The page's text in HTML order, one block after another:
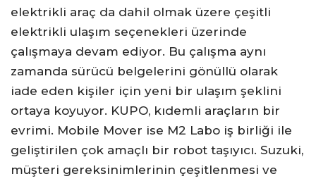
elektrikli araç da dahil olmak üzere çeşitli
elektrikli ulaşım seçenekleri üzerinde
çalışmaya devam ediyor. Bu çalışma aynı
zamanda sürücü belgelerini gönüllü olarak
iade eden kişiler için yeni bir ulaşım şeklini
ortaya koyuyor. KUPO, kıdemli araçların bir
evrimi. Mobile Mover ise M2 Labo iş birliği ile
geliştirilen çok amaçlı bir robot taşıyıcı. Suzuki,
müşteri gereksinimlerinin çeşitlenmesi ve